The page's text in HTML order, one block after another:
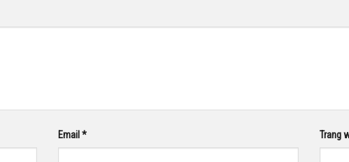
Email* Trang